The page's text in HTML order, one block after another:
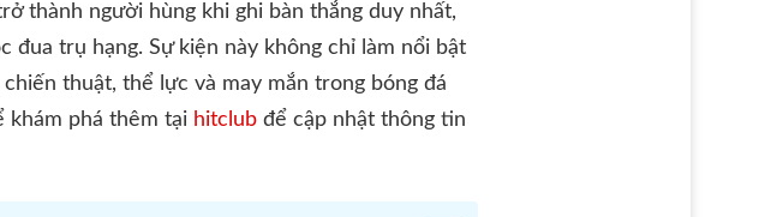
thành người hùng khi ghi bàn thắng duy nhất,
đua trụ hạng. Sự kiện này không chỉ làm nổi bật
thuật, thể lực và may mắn trong bóng đá
khám phá thêm tại hitclub để cập nhật thông tin